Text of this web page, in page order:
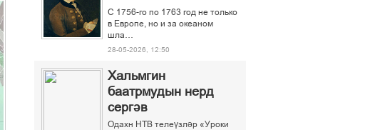
С 1756-го по 1763 год не только
в Европе, но и за океаном
шла…
28-05-2026, 12:50
Хальмгин
баатрмудын нерд
сергәв
Одахн НТВ телеүзләр «Уроки